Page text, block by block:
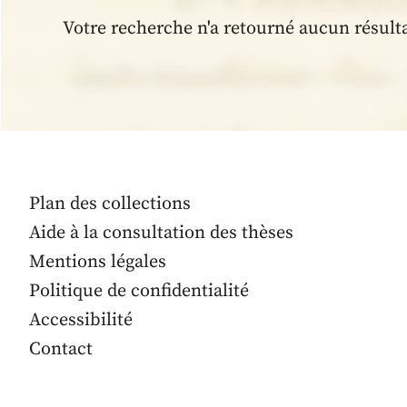
Votre recherche n'a retourné aucun
Plan des collections
Aide à la consultation des thèses
Mentions légales
Politique de confidentialité
Accessibilité
Contact